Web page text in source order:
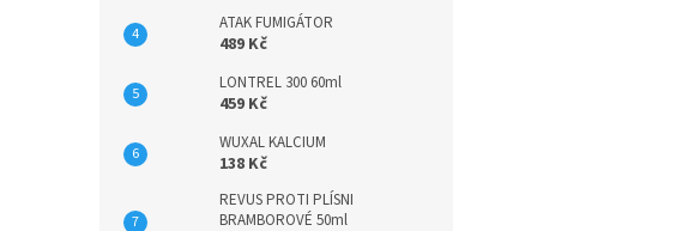
ATAK FUMIGÁTOR
489 Kč
LONTREL 300 60ml
459 Kč
WUXAL KALCIUM
138 Kč
REVUS PROTI PLÍSNI
BRAMBOROVÉ 50ml